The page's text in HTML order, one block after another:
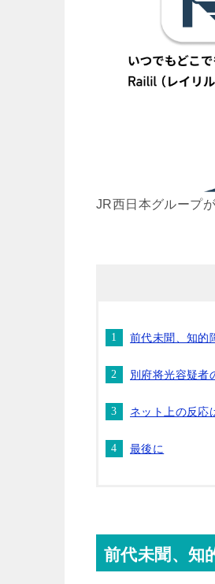
JR西日本グループ
前代未聞、知的
別府将光容疑者
ネット上の反応
最後に
前代未聞、知